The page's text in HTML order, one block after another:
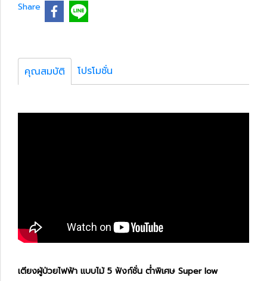
Share
คุณสมบัติ โปรโมชั่น
เตียงผู้ป่วยไฟฟ้า แบบไม้ 5 ฟังก์ชั่น ต่ำพิเศษ Super low